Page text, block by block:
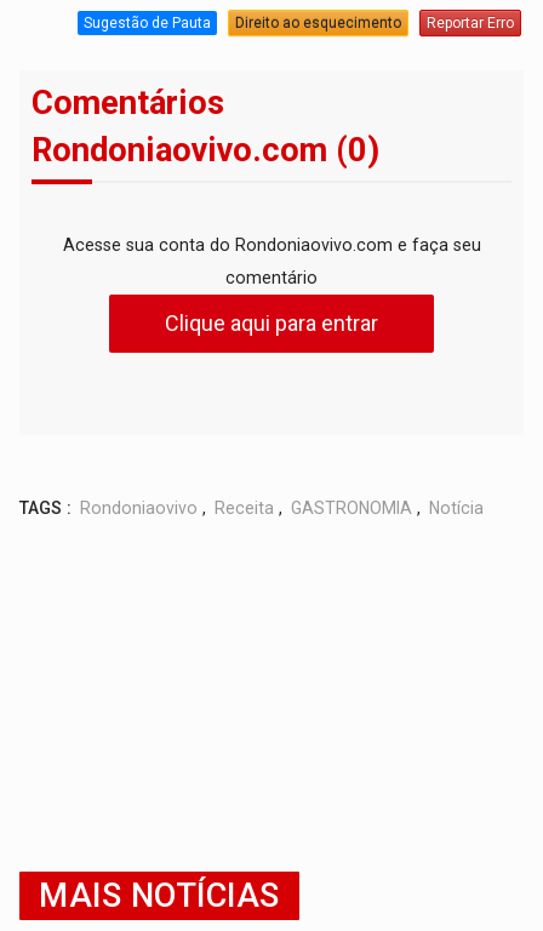
Sugestão de Pauta Direito ao esquecimento Reportar Erro
Comentários
Rondoniaovivo.com (0)
Acesse sua conta do Rondoniaovivo.com e faça seu
comentário
Clique aqui para entrar
TAGS : Rondoniaovivo , Receita , GASTRONOMIA , Notícia
MAIS NOTÍCIAS